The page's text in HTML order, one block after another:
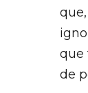
que
de